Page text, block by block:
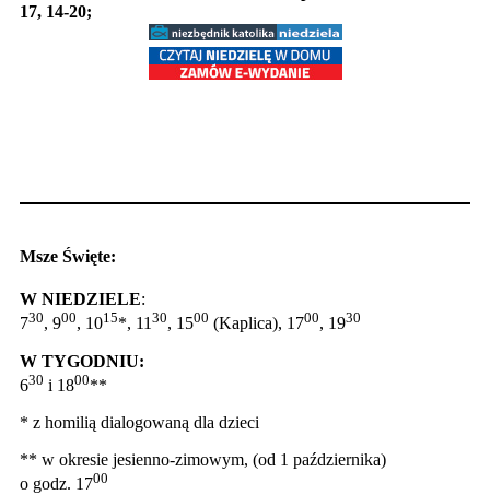
17, 14-20;
Msze Święte:
W NIEDZIELE:
730, 900, 1015*, 1130, 1500 (Kaplica), 1700, 1930
W TYGODNIU:
630 i 1800**
* z homilią dialogowaną dla dzieci
** w okresie jesienno-zimowym, (od 1 października)
o godz. 1700